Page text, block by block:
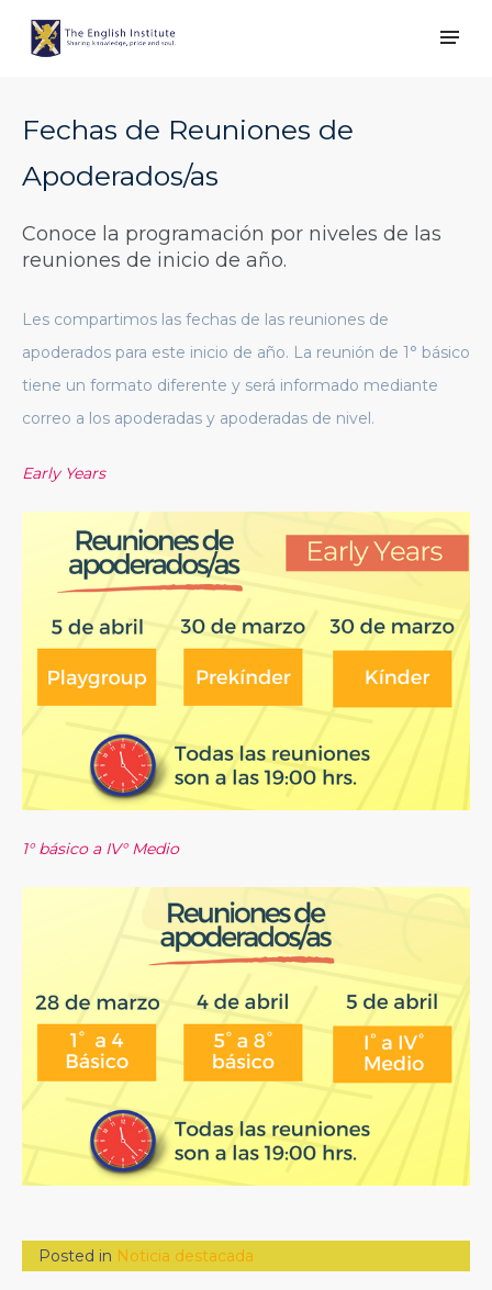
Fechas de Reuniones de
Apoderados/as
Conoce la programación por niveles de las
reuniones de inicio de año.
Les compartimos las fechas de las reuniones de
apoderados para este inicio de año. La reunión de 1° básico
tiene un formato diferente y será informado mediante
correo a los apoderadas y apoderadas de nivel.
Early Years
1° básico a IV° Medio
Posted in Noticia destacada